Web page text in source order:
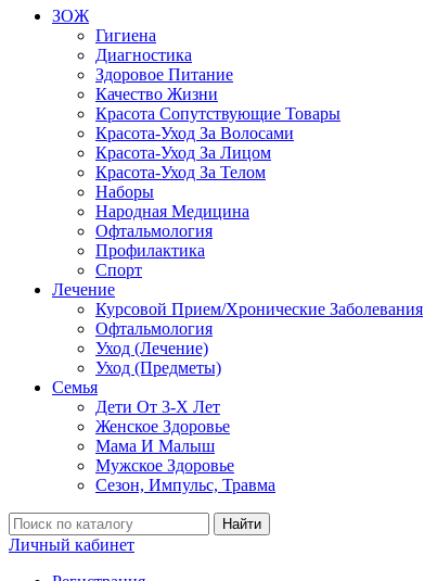
ЗОЖ
Гигиена
Диагностика
Здоровое Питание
Качество Жизни
Красота Сопутствующие Товары
Красота-Уход За Волосами
Красота-Уход За Лицом
Красота-Уход За Телом
Наборы
Народная Медицина
Офтальмология
Профилактика
Спорт
Лечение
Курсовой Прием/Хронические Заболевания
Офтальмология
Уход (Лечение)
Уход (Предметы)
Семья
Дети От 3-Х Лет
Женское Здоровье
Мама И Малыш
Мужское Здоровье
Сезон, Импульс, Травма
Найти
Личный кабинет